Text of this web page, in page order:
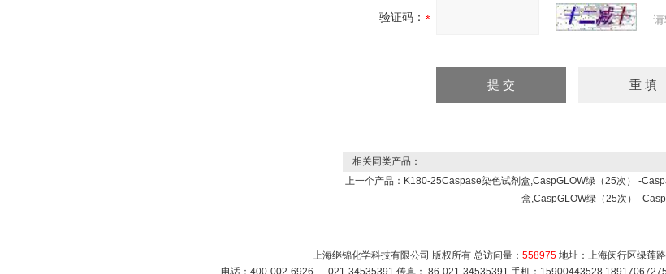
验证码：
相关同类产品：
上一个产品： K180-25Caspase染色试剂盒,CaspGLOW绿（25次） -
盒,CaspGLOW绿（25次） -
上海继锦化学科技有限公司 版权所有 总访问量： 558975地址：上海闵行区绿莲
电话：400-002-6926 、 021-34535391 传真： 86-021-34535391 手机：